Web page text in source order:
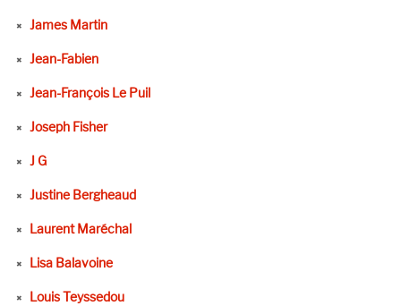
James Martin
Jean-Fabien
Jean-François Le Puil
Joseph Fisher
J G
Justine Bergheaud
Laurent Maréchal
Lisa Balavoine
Louis Teyssedou